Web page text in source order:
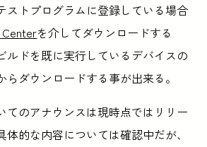
ストプログラムに登録している場合
を介してダウンロードする
ルドを既に実行しているデバイスの
ダウンロードする事が出来る。
てのアナウンスは現時点ではリリー
体的な内容については確認中だが、